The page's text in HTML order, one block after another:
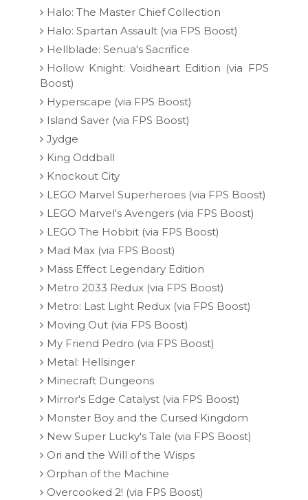
Halo: The Master Chief Collection
Halo: Spartan Assault (via FPS Boost)
Hellblade: Senua's Sacrifice
Hollow Knight: Voidheart Edition (via FPS
Boost)
Hyperscape (via FPS Boost)
Island Saver (via FPS Boost)
Jydge
King Oddball
Knockout City
LEGO Marvel Superheroes (via FPS Boost)
LEGO Marvel's Avengers (via FPS Boost)
LEGO The Hobbit (via FPS Boost)
Mad Max (via FPS Boost)
Mass Effect Legendary Edition
Metro 2033 Redux (via FPS Boost)
Metro: Last Light Redux (via FPS Boost)
Moving Out (via FPS Boost)
My Friend Pedro (via FPS Boost)
Metal: Hellsinger
Minecraft Dungeons
Mirror's Edge Catalyst (via FPS Boost)
Monster Boy and the Cursed Kingdom
New Super Lucky's Tale (via FPS Boost)
Ori and the Will of the Wisps
Orphan of the Machine
Overcooked 2! (via FPS Boost)